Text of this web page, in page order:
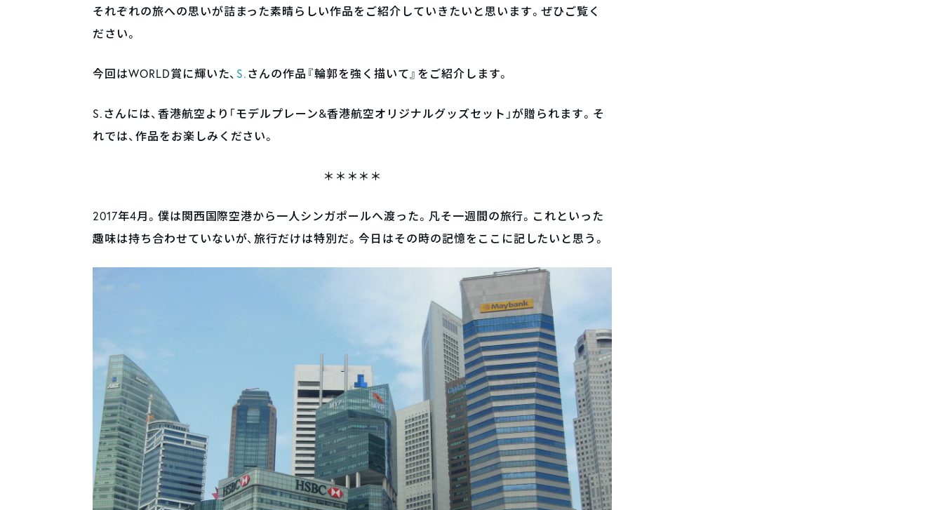
それぞれの旅への思いが詰まった素晴らしい作品をご紹介していきたいと思います。ぜひご覧く
ださい。
今回はWORLD賞に輝いた、 S.さんの作品『輪郭を強く描いて』をご紹介します。
S.さんには、香港航空より「モデルプレーン&香港航空オリジナルグッズセット」が贈られます。そ
れでは、作品をお楽しみください。
＊＊＊＊＊
2017年4月。僕は関西国際空港から一人シンガポールへ渡った。凡そ一週間の旅行。これといった
趣味は持ち合わせていないが、旅行だけは特別だ。今日はその時の記憶をここに記したいと思う。